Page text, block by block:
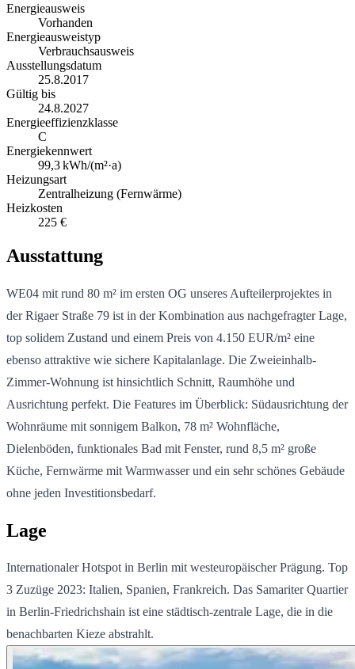
Energieausweis
Vorhanden
Energieausweistyp
Verbrauchsausweis
Ausstellungsdatum
25.8.2017
Gültig bis
24.8.2027
Energieeffizienzklasse
C
Energiekennwert
99,3kWh/(m²·a)
Heizungsart
Zentralheizung (Fernwärme)
Heizkosten
225 €
Ausstattung
WE04 mit rund 80 m² im ersten OG unseres Aufteilerprojektes in
der Rigaer Straße 79 ist in der Kombination aus nachgefragter Lage,
top solidem Zustand und einem Preis von 4.150 EUR/m² eine
ebenso attraktive wie sichere Kapitalanlage. Die Zweieinhalb-
Zimmer-Wohnung ist hinsichtlich Schnitt, Raumhöhe und
Ausrichtung perfekt. Die Features im Überblick: Südausrichtung der
Wohnräume mit sonnigem Balkon, 78 m² Wohnfläche,
Dielenböden, funktionales Bad mit Fenster, rund 8,5 m² große
Küche, Fernwärme mit Warmwasser und ein sehr schönes Gebäude
ohne jeden Investitionsbedarf.
Lage
Internationaler Hotspot in Berlin mit westeuropäischer Prägung. Top
3 Zuzüge 2023: Italien, Spanien, Frankreich. Das Samariter Quartier
in Berlin-Friedrichshain ist eine städtisch-zentrale Lage, die in die
benachbarten Kieze abstrahlt.